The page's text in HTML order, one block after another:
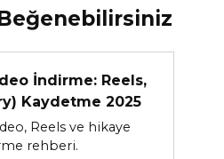
İndirme: Reels,
Kaydetme 2025
Reels ve hikaye
rehberi.